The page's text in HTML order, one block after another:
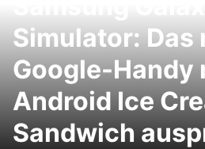
Simulator: Das
Google-Handy
Android Ice
Sandwich